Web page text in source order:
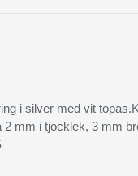
i silver med vit
mm i tjocklek, 3 mm